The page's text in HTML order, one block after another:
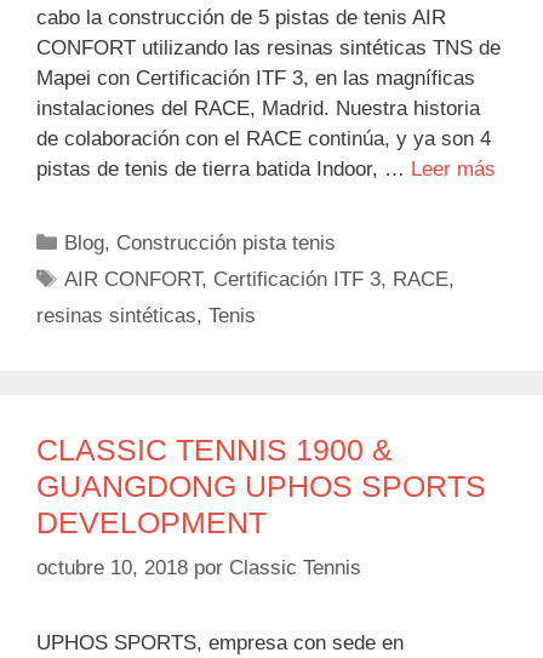
cabo la construcción de 5 pistas de tenis AIR
CONFORT utilizando las resinas sintéticas TNS de
Mapei con Certificación ITF 3, en las magníficas
instalaciones del RACE, Madrid. Nuestra historia
de colaboración con el RACE continúa, y ya son 4
pistas de tenis de tierra batida Indoor, … Leer más
Categorías
Blog, Construcción pista tenis
Etiquetas
AIR CONFORT, Certificación ITF 3, RACE,
resinas sintéticas, Tenis
CLASSIC TENNIS 1900 &
GUANGDONG UPHOS SPORTS
DEVELOPMENT
octubre 10, 2018 por Classic Tennis
UPHOS SPORTS, empresa con sede en